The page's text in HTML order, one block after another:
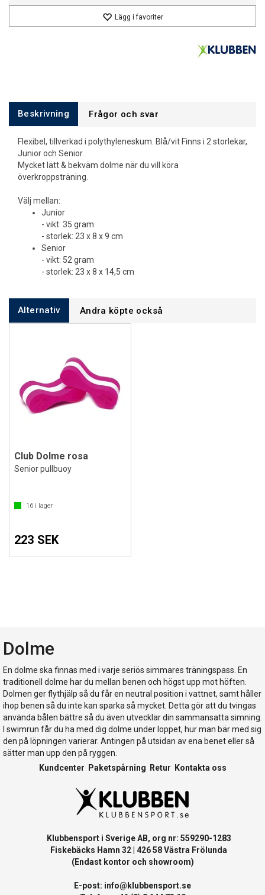
Lägg i favoriter
Beskrivning Frågor och svar
Flexibel, tillverkad i polythyleneskum. Blå/vit Finns i 2 storlekar,
Junior och Senior.
Mycket lätt & bekväm dolme när du vill köra
överkroppsträning.
Välj mellan:
Junior
- vikt: 35 gram
- storlek: 23 x 8 x 9 cm
Senior
- vikt: 52 gram
- storlek: 23 x 8 x 14,5 cm
Alternativ Andra köpte också
Club Dolme rosa
Senior pullbuoy
16 i lager
223 SEK
Dolme
En dolme ska finnas med i varje seriös simmares träningspass. En
traditionell dolme har du mellan benen och högst upp mot höften.
Dolmen ger flythjälp så du får en neutral position i vattnet, samt håller
ihop benen så du inte kan sparka så mycket. Detta gör att du tvingas
använda bålen bättre så du även utvecklar din sammansatta simning.
I swimrun får du ha med dig dolme under loppet, hur man bär med sig
den på löpningen varierar. Antingen på utsidan av ena benet eller så
sätter man upp den på ryggen.
Kundcenter
Paketspårning Retur Kontakta oss
Klubbensport i Sverige AB, org nr: 559290-1283
Fiskebäcks Hamn 32 | 426 58 Västra Frölunda
(Endast kontor och showroom)
E-post: info@klubbensport.se